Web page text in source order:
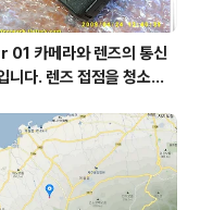
카메라와 렌즈의 통신
니다. 렌즈 접점을 청소하